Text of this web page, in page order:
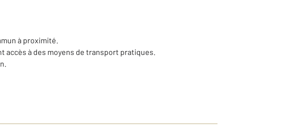
à proximité.
à des moyens de transport pratiques.